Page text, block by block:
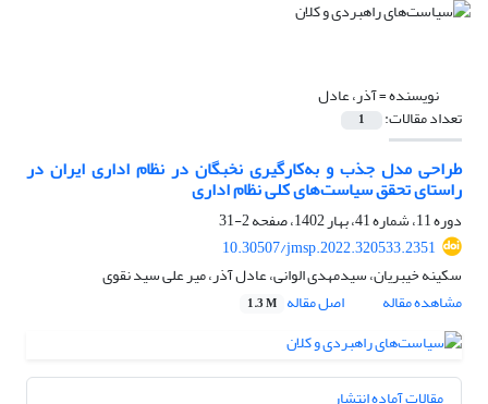
نویسنده =آذر، عادل
تعداد مقالات: 1
طراحی مدل جذب و به‌کارگیری نخبگان در نظام اداری ایران در
راستای تحقق سیاست‌های کلی نظام اداری
دوره 11، شماره 41، بهار 1402، صفحه
2-31
10.30507/jmsp.2022.320533.2351
سکینه خیبریان، سیدمهدی الوانی، عادل آذر، میر علی سید نقوی
مشاهده مقاله
اصل مقاله 1.3 M
مقالات آماده انتشار